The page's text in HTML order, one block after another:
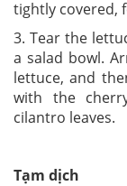
tightly covered,
3. Tear the
a salad bowl.
lettuce, and
with the
cilantro leaves.
Tạm dịch